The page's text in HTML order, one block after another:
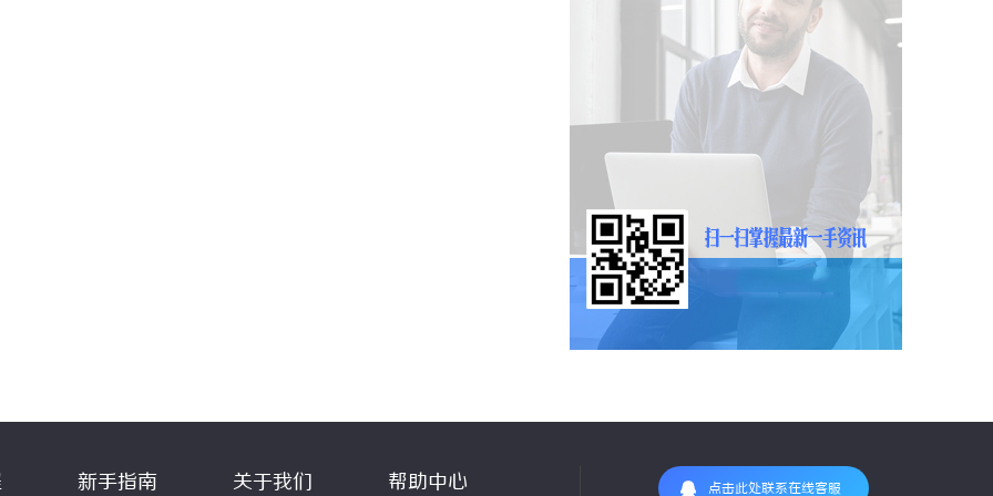
新手指南 关于我们 帮助中心 点击此处联系在线客服